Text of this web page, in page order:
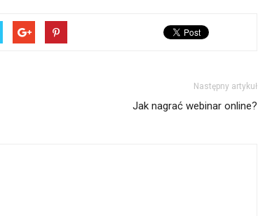
Następny artykuł
Jak nagrać webinar online?